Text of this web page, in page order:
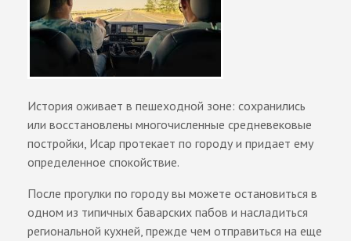
История оживает в пешеходной зоне: сохранились
или восстановлены многочисленные средневековые
постройки, Исар протекает по городу и придает ему
определенное спокойствие.
После прогулки по городу вы можете остановиться в
одном из типичных баварских пабов и насладиться
региональной кухней, прежде чем отправиться на еще